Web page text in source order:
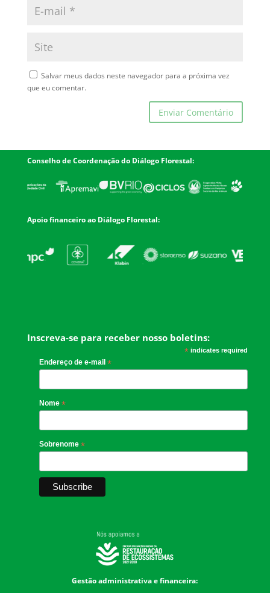
Salvar meus dados neste navegador para a próxima vez
que eu comentar.
Conselho de Coordenação do Diálogo Florestal:
Apoio financeiro ao Diálogo Florestal:
Inscreva-se para receber nosso boletins:
*indicates required
Endereço de e-mail *
Nome *
Sobrenome *
Gestão administrativa e financeira: